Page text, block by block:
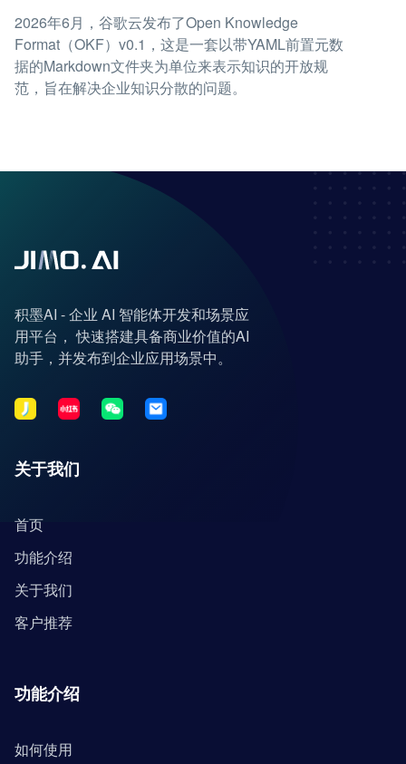
2026年6月，谷歌云发布了Open Knowledge
Format（OKF）v0.1，这是一套以带YAML前置元数
据的Markdown文件夹为单位来表示知识的开放规
范，旨在解决企业知识分散的问题。
积墨AI - 企业 AI 智能体开发和场景应
用平台， 快速搭建具备商业价值的AI
助手，并发布到企业应用场景中。
关于我们
首页
功能介绍
关于我们
客户推荐
功能介绍
如何使用